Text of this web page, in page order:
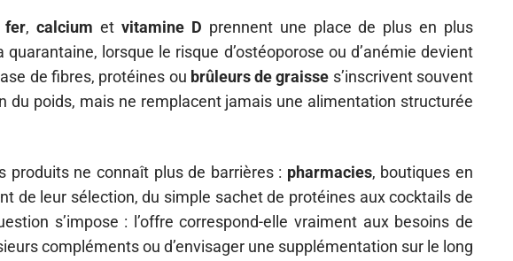
fer,calcium et vitamine D prennent une place de plus en plus
lorsque le risque d’ostéoporose ou d’anémie devient
de fibres, protéines ou brûleurs de graisse s’inscrivent souvent
du poids, mais ne remplacent jamais une alimentation structurée
produits ne connaît plus de barrières : pharmacies, boutiques en
de leur sélection, du simple sachet de protéines aux cocktails de
s’impose : l’offre correspond-elle vraiment aux besoins de
compléments ou d’envisager une supplémentation sur le long